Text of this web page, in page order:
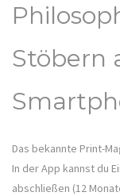
Stöbern
Das bekannte Print-
In der App kannst du
abschließen (12